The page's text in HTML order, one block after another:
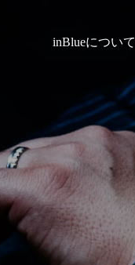
inBlueについて
ヒストリー
理念
トライフープ
着用シーン
こだわり